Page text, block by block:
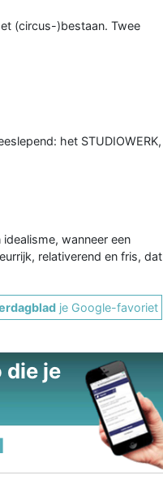
(circus-)bestaan. Twee
het STUDIOWERK,
wanneer een
relativerend en fris, dat
je Google-favoriet
die je